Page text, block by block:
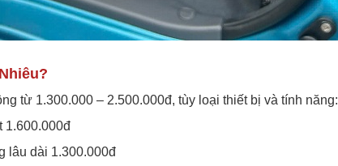
từ 1.300.000 – 2.500.000đ, tùy loại thiết bị và tính năng:
1.600.000đ
lâu dài 1.300.000đ